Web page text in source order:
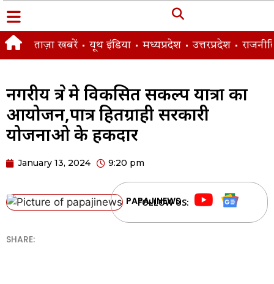
ताज़ा खबरें यूथ इंडिया मध्यप्रदेश उत्तरप्रदेश
नगरीय क्षेत्र मे विकसित सकल्प यात्रा का
आयोजन,पात्र हितग्राही सरकारी
योजनाओ के हकदार
January 13, 2024 9:20 pm
PAPAJINEWS
FOLLOW US:
SHARE: